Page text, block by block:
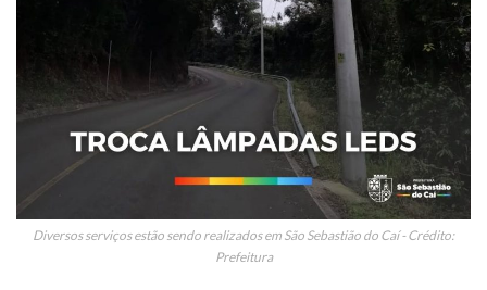
Diversos serviços estão sendo realizados em São Sebastião do Caí - Crédito:
Prefeitura